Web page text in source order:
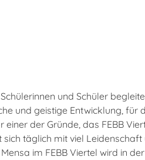
und Schüler
und geistige Entwicklung, für
der Gründe, das FEBB
täglich mit viel
im FEBB Viertel wird in